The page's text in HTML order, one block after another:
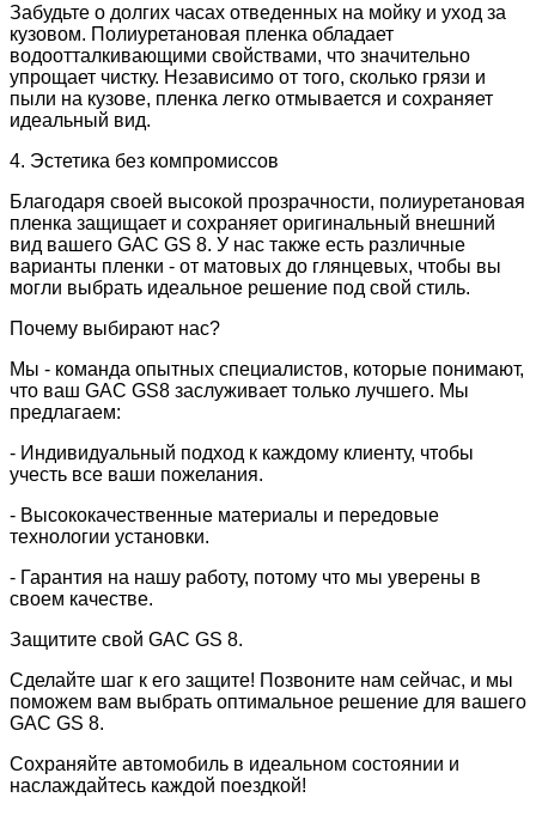
Забудьте о долгих часах отведенных на мойку и уход за
кузовом. Полиуретановая пленка обладает
водоотталкивающими свойствами, что значительно
упрощает чистку. Независимо от того, сколько грязи и
пыли на кузове, пленка легко отмывается и сохраняет
идеальный вид.
4. Эстетика без компромиссов
Благодаря своей высокой прозрачности, полиуретановая
пленка защищает и сохраняет оригинальный внешний
вид вашего GAC GS 8. У нас также есть различные
варианты пленки - от матовых до глянцевых, чтобы вы
могли выбрать идеальное решение под свой стиль.
Почему выбирают нас?
Мы - команда опытных специалистов, которые понимают,
что ваш GAC GS8 заслуживает только лучшего. Мы
предлагаем:
- Индивидуальный подход к каждому клиенту, чтобы
учесть все ваши пожелания.
- Высококачественные материалы и передовые
технологии установки.
- Гарантия на нашу работу, потому что мы уверены в
своем качестве.
Защитите свой GAC GS 8.
Сделайте шаг к его защите! Позвоните нам сейчас, и мы
поможем вам выбрать оптимальное решение для вашего
GAC GS 8.
Сохраняйте автомобиль в идеальном состоянии и
наслаждайтесь каждой поездкой!